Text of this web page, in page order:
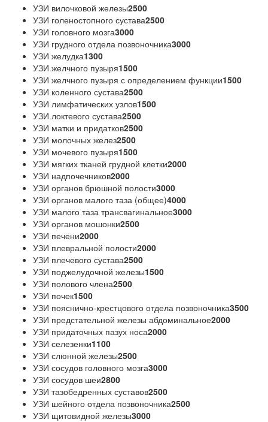
УЗИ вилочковой железы2500
УЗИ голеностопного сустава2500
УЗИ головного мозга3000
УЗИ грудного отдела позвоночника3000
УЗИ желудка1300
УЗИ желчного пузыря1500
УЗИ желчного пузыря с определением функции1500
УЗИ коленного сустава2500
УЗИ лимфатических узлов1500
УЗИ локтевого сустава2500
УЗИ матки и придатков2500
УЗИ молочных желез2500
УЗИ мочевого пузыря1500
УЗИ мягких тканей грудной клетки2000
УЗИ надпочечников2000
УЗИ органов брюшной полости3000
УЗИ органов малого таза (общее)4000
УЗИ малого таза трансвагинальное3000
УЗИ органов мошонки2500
УЗИ печени2000
УЗИ плевральной полости2000
УЗИ плечевого сустава2500
УЗИ поджелудочной железы1500
УЗИ полового члена2500
УЗИ почек1500
УЗИ пояснично-крестцового отдела позвоночника3500
УЗИ предстательной железы абдоминальное2000
УЗИ придаточных пазух носа2000
УЗИ селезенки1100
УЗИ слюнной железы2500
УЗИ сосудов головного мозга3000
УЗИ сосудов шеи2800
УЗИ тазобедренных суставов2500
УЗИ шейного отдела позвоночника2500
УЗИ щитовидной железы3000